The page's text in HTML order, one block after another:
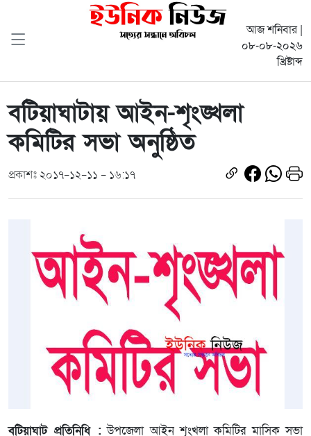
আজ শনিবার |
০৮-০৮-২০২৬
খ্রিষ্টাব্দ
বটিয়াঘাটায় আইন-শৃংঙ্খলা
কমিটির সভা অনুষ্ঠিত
প্রকাশঃ ২০১৭-১২-১১ - ১৬:১৭
বটিয়াঘাট প্রতিনিধি : উপজেলা আইন শৃংখলা কমিটির মাসিক সভা